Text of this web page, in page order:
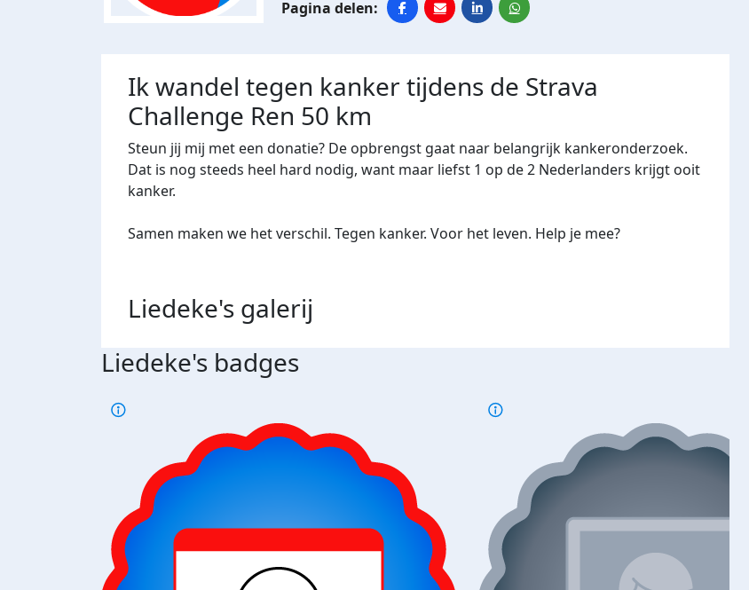
Ik wandel tegen kanker tijdens de Strava
Challenge Ren 50 km
Steun jij mij met een donatie? De opbrengst gaat naar belangrijk kankeronderzoek.
Dat is nog steeds heel hard nodig, want maar liefst 1 op de 2 Nederlanders krijgt ooit
kanker.
Samen maken we het verschil. Tegen kanker. Voor het leven. Help je mee?
Liedeke's galerij
Liedeke's badges